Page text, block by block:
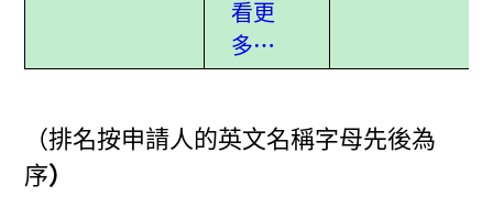
看更
多…
（排名按申請人的英文名稱字母先後為
序）​